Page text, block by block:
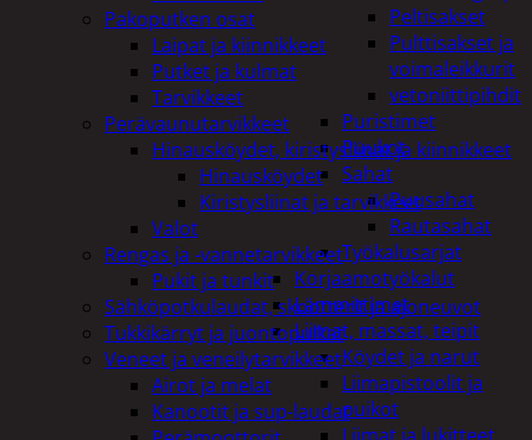
Peltisakset
Pulttisakset ja
voimaleikkurit
vetoniittipihdit
Puristimet
Puukot
Sahat
Puusahat
Rautasahat
Työkalusarjat
Korjaamotyökalut
Lämmittimet
Liimat, massat, teipit
Köydet ja narut
Liimapistoolit ja
puikot
Pakoputken osat
Laipat ja kiinnikkeet
Putket ja kulmat
Tarvikkeet
Perävaunutarvikkeet
Hinausköydet, kiristysliinat ja kiinnikkeet
Hinausköydet
Kiristysliinat ja tarvikkeet
Valot
Rengas ja -vannetarvikkeet
Pukit ja tunkit
Sähköpotkulaudat, skootterit ja ajoneuvot
Tukkikärryt ja juontopulkat
Veneet ja veneilytarvikkeet
Airot ja melat
Kanootit ja sup-laudat